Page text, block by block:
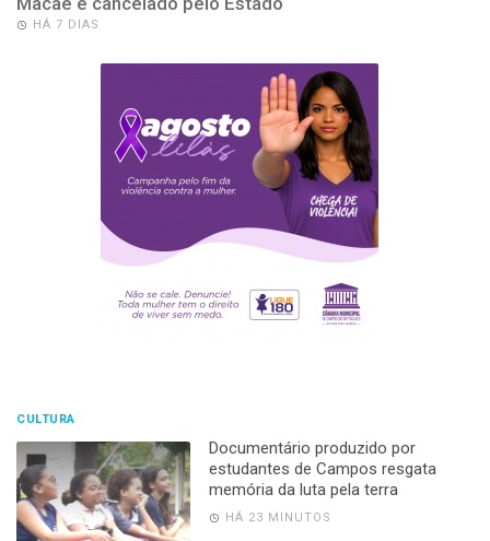
HÁ 7 DIAS
CULTURA
Documentário produzido por
estudantes de Campos resgata
memória da luta pela terra
HÁ 23 MINUTOS